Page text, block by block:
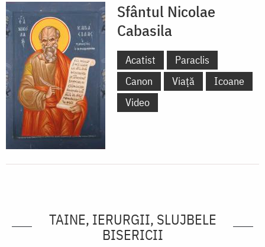
Sfântul Nicolae
Cabasila
Acatist
Paraclis
Canon
Viață
Icoane
Video
TAINE, IERURGII, SLUJBELE
BISERICII